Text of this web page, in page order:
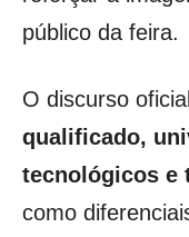
público da feira.
O discurso
qualificado,
tecnológicos e
como